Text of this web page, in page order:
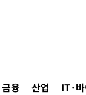
금융 산업 IT·
만에 숨진 채 발견
본과 한일전
' 무더위, 열대야 계속